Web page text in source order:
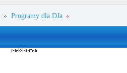
Programy dla DJa